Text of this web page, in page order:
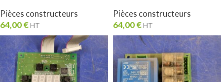
Pièces constructeurs
64,00€HT
Pièces constructeurs
64,00€HT